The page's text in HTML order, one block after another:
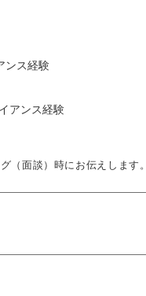
ンス経験
アンス経験
（面談）時にお伝えします。